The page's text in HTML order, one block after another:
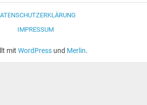
IMPRESSUM
mit WordPressund Merlin.